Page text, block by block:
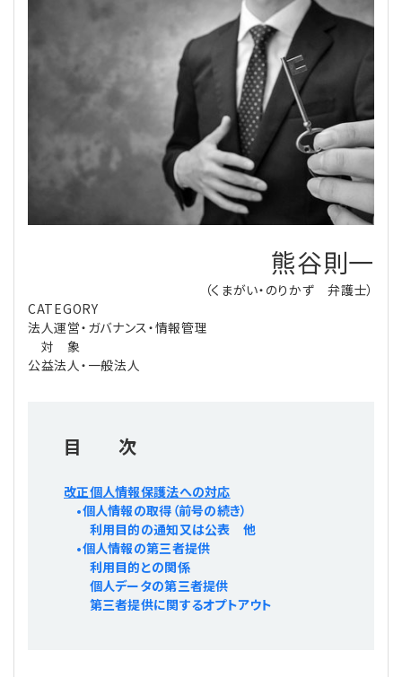
評議員会・社員総会
評議員
登記関連
法改正-法人運営
定期提出書類
寄附
税務
電子帳簿保存法
給与計算
法改正-労務
利益相反取引
個人情報
経営
資産運用
連載
カレンダー
NEWS・TOPIC・特報
【連載】会計相談室
【連載】公益法人運営実務の処方箋
【連載】公益法人会計検定試験一問一答
【連載】公益法人のための「新公益信託」活用戦略
【連載】公益法人制度のリアル
【連載】採用・定着・育成のための人事戦略
【連載】事例に学ぶ立入検査で想定される指摘事項
【連載】シェアコモン200 誌上相談室
【連載】実務と税務のポイント
【連載】事務局だよりPLUS
【連載】テーマで紐解く逆引きガイドライン
無料記事
公益・一般法人オンラインとは
登録案内
お問合せ
プライバシーポリシー
熊谷則一
（くまがい・のりかず 弁護士）
CATEGORY
法人運営・ガバナンス・情報管理
対 象
公益法人・一般法人
目 次
改正個人情報保護法への対応
•個人情報の取得（前号の続き）
利用目的の通知又は公表 他
•個人情報の第三者提供
利用目的との関係
個人データの第三者提供
第三者提供に関するオプトアウト